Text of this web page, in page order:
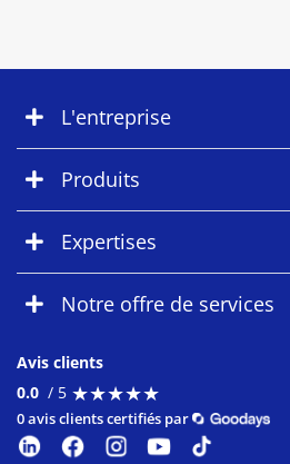
L'entreprise
Produits
Expertises
Notre offre de services
Avis clients
0.0 / 5 ★★★★★
★★★★★
0 avis clients certifiés par